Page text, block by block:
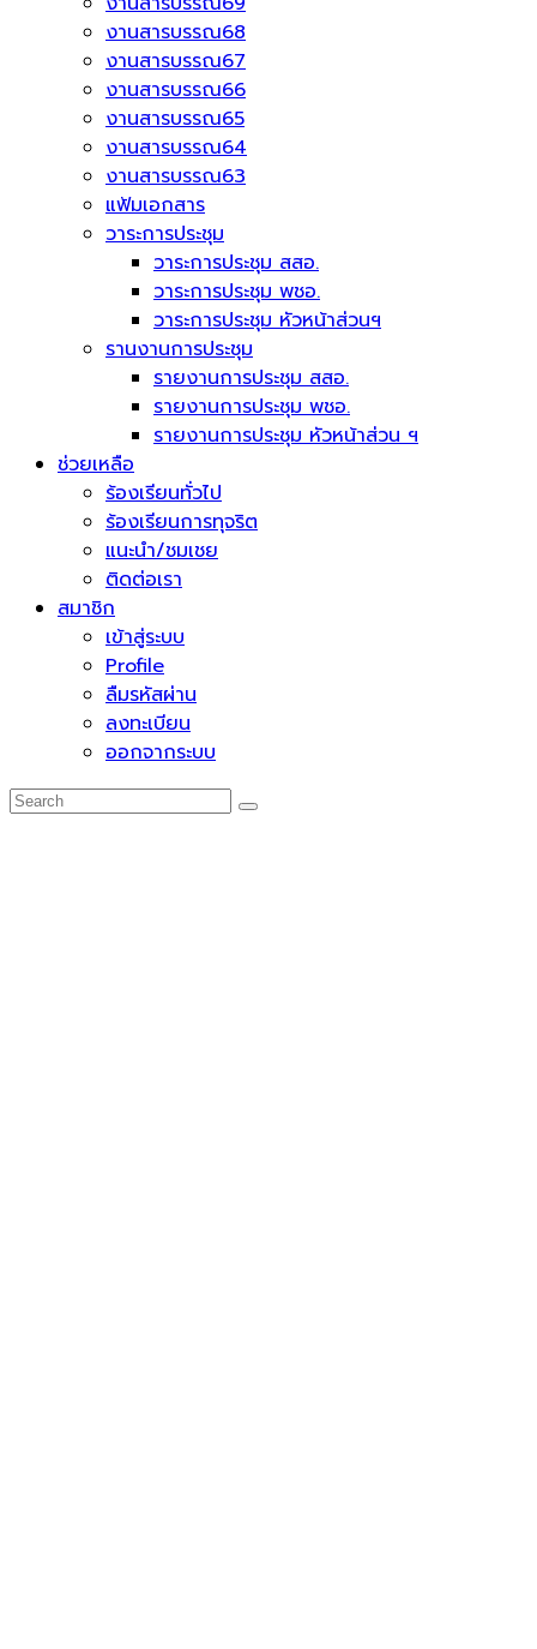
งานสารบรรณ68
งานสารบรรณ67
งานสารบรรณ66
งานสารบรรณ65
งานสารบรรณ64
งานสารบรรณ63
แฟ้มเอกสาร
วาระการประชุม
วาระการประชุม สสอ.
วาระการประชุม พชอ.
วาระการประชุม หัวหน้าส่วนฯ
รานงานการประชุม
รายงานการประชุม สสอ.
รายงานการประชุม พชอ.
รายงานการประชุม หัวหน้าส่วน ฯ
ช่วยเหลือ
ร้องเรียนทั่วไป
ร้องเรียนการทุจริต
แนะนำ/ชมเชย
ติดต่อเรา
สมาชิก
เข้าสู่ระบบ
Profile
ลืมรหัสผ่าน
ลงทะเบียน
ออกจากระบบ